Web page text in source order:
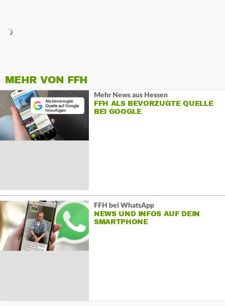
MEHR VON FFH
Mehr News aus Hessen
FFH ALS BEVORZUGTE QUELLE
BEI GOOGLE
FFH bei WhatsApp
NEWS UND INFOS AUF DEIN
SMARTPHONE